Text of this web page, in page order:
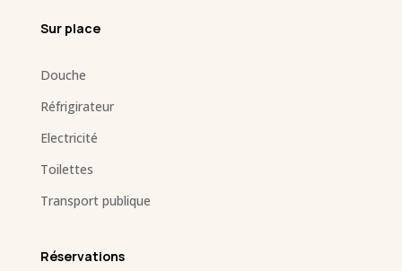
Sur place
Douche
Réfrigirateur
Electricité
Toilettes
Transport publique
Réservations